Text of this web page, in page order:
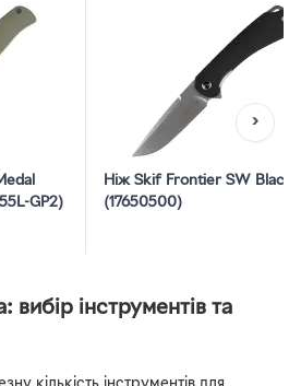
GP2)
Ніж Skif Frontier SW Black
(17650500)
›
інструментів та